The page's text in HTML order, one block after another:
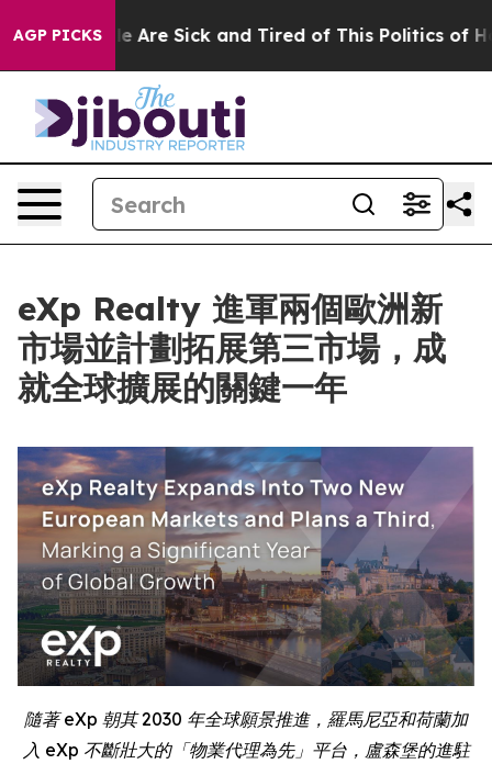
AGP PICKSAre Sick and Tired of This Politics of Hatred”
eXp Realty 進軍兩個歐洲新
市場並計劃拓展第三市場，成
就全球擴展的關鍵一年
隨著 eXp 朝其 2030 年全球願景推進，羅馬尼亞和荷蘭加
入 eXp 不斷壯大的「物業代理為先」平台，盧森堡的進駐